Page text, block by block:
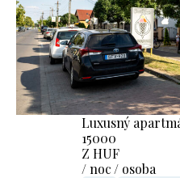
Luxusný
15000
Z HUF
/ noc / osoba